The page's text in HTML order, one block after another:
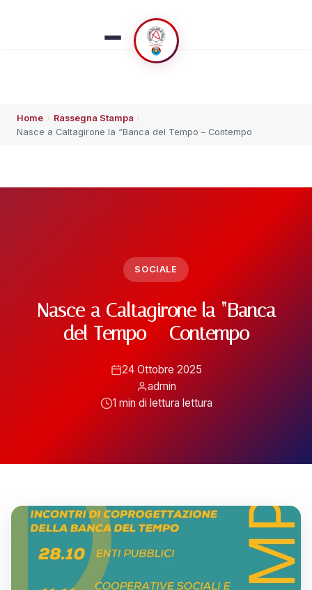
ESPLORA
ATTIVITÀ
🎓 Formazione
🤝 Complici
📰 Rassegna Stampa
Home › Rassegna Stampa ›
Nasce a Caltagirone la “Banca del Tempo – Contempo
SOCIALE
Nasce a Caltagirone la “Banca
del Tempo – Contempo
24 Ottobre 2025
admin
1 min di lettura lettura